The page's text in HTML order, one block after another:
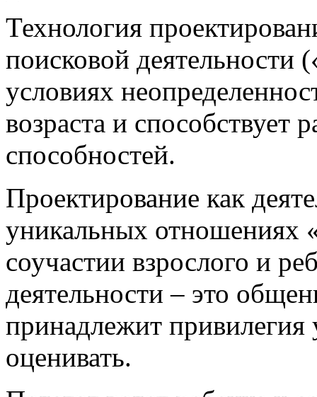
Технология
поисковой деятельности
условиях
возраста и способствует
способностей.
Проектирование как
уникальных отношениях
соучастии взрослого и
деятельности – это
принадлежит привилегия
оценивать.